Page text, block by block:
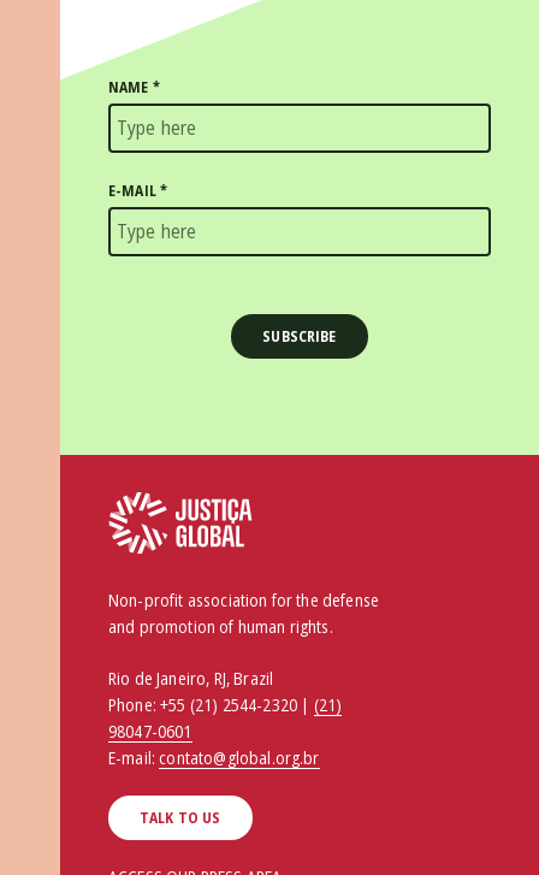
NAME *
E-MAIL*
Non-profit association for the defense
and promotion of human rights.
Rio de Janeiro, RJ, Brazil
Phone:+55 (21) 2544-2320 | (21)
98047-0601
E-mail:contato@global.org.br
TALK TO US